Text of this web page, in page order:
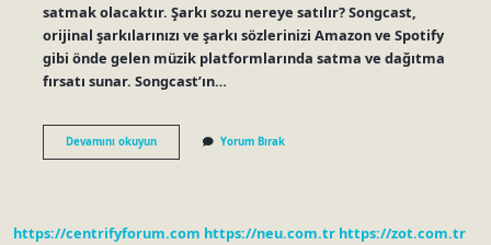
satmak olacaktır. Şarkı sozu nereye satılır? Songcast,
orijinal şarkılarınızı ve şarkı sözlerinizi Amazon ve Spotify
gibi önde gelen müzik platformlarında satma ve dağıtma
fırsatı sunar. Songcast’ın…
Devamını okuyunŞarkı
Sözlerini
Yorum Bırak
https://centrifyforum.com https://neu.com.tr https://zot.com.tr